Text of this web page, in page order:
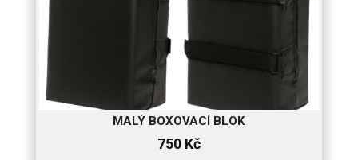
MALÝ BOXOVACÍ BLOK
750 Kč